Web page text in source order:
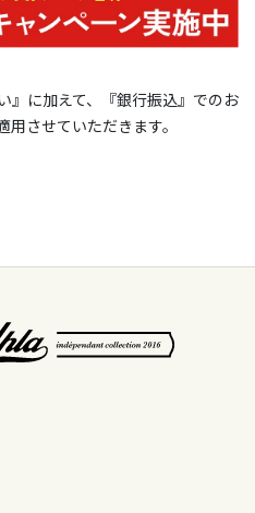
』に加えて、『銀行振込』でのお
させていただきます。